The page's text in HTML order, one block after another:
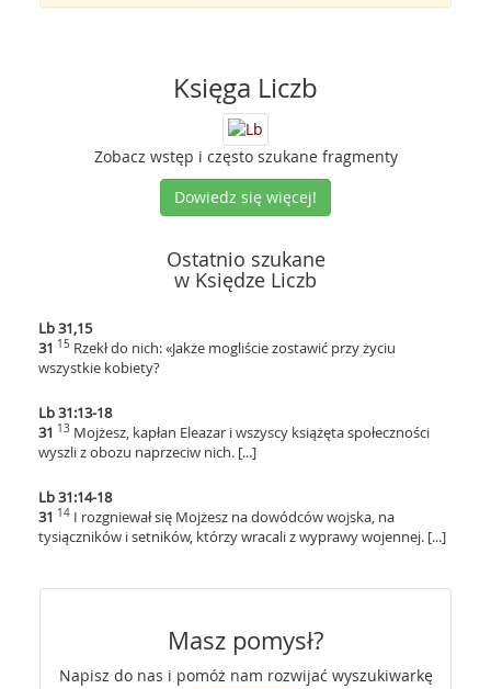
Księga Liczb
Zobacz wstęp i często szukane fragmenty
Dowiedz się więcej!
Ostatnio szukane
w Księdze Liczb
Lb 31,15
31 15 Rzekł do nich: «Jakże mogliście zostawić przy życiu
wszystkie kobiety?
Lb 31:13-18
31 13 Mojżesz, kapłan Eleazar i wszyscy książęta społeczności
wyszli z obozu naprzeciw nich. [...]
Lb 31:14-18
31 14 I rozgniewał się Mojżesz na dowódców wojska, na
tysiączników i setników, którzy wracali z wyprawy wojennej. [...]
Masz pomysł?
Napisz do nas i pomóż nam rozwijać wyszukiwarkę